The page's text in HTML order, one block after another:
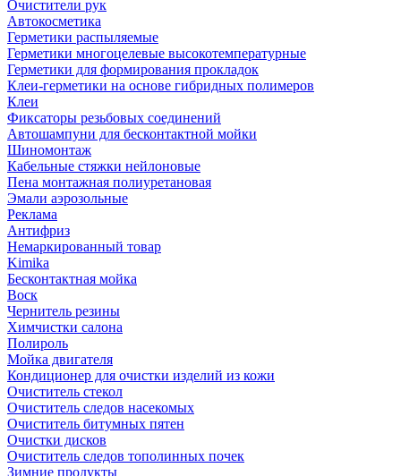
Очистители рук
Автокосметика
Герметики распыляемые
Герметики многоцелевые высокотемпературные
Герметики для формирования прокладок
Клеи-герметики на основе гибридных полимеров
Клеи
Фиксаторы резьбовых соединений
Автошампуни для бесконтактной мойки
Шиномонтаж
Кабельные стяжки нейлоновые
Пена монтажная полиуретановая
Эмали аэрозольные
Реклама
Антифриз
Немаркированный товар
Kimika
Бесконтактная мойка
Воск
Чернитель резины
Химчистки салона
Полироль
Мойка двигателя
Кондиционер для очистки изделий из кожи
Очиститель стекол
Очиститель следов насекомых
Очиститель битумных пятен
Очистки дисков
Очиститель следов тополинных почек
Зимние продукты